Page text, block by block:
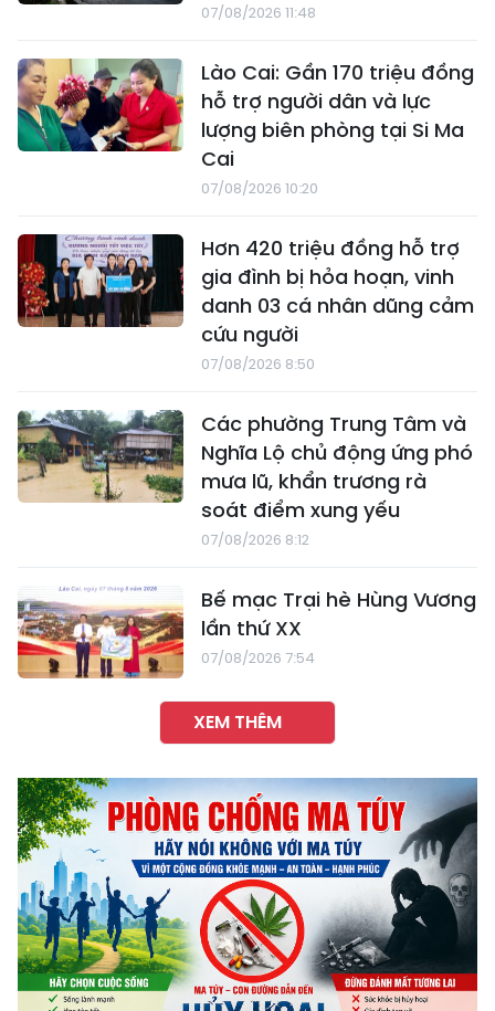
07/08/2026 11:48
Lào Cai: Gần 170 triệu đồng
hỗ trợ người dân và lực
lượng biên phòng tại Si Ma
Cai
07/08/2026 10:20
Hơn 420 triệu đồng hỗ trợ
gia đình bị hỏa hoạn, vinh
danh 03 cá nhân dũng cảm
cứu người
07/08/2026 8:50
Các phường Trung Tâm và
Nghĩa Lộ chủ động ứng phó
mưa lũ, khẩn trương rà
soát điểm xung yếu
07/08/2026 8:12
Bế mạc Trại hè Hùng Vương
lần thứ XX
07/08/2026 7:54
XEM THÊM